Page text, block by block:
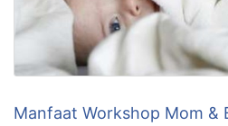
Manfaat Workshop Mom &